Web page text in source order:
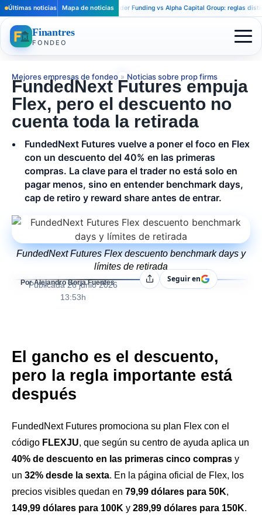
Últimas noticias Mapa de noticias
Apex Trader Funding vs Alpha Capital Group: reglas distintas
Finantres
FONDEO
Mejores empresas de fondeo » Noticias sobre prop firms
FundedNext Futures empuja
Flex, pero el descuento no
cuenta toda la retirada
FundedNext Futures vuelve a poner el foco en Flex
con un descuento del 40% en las primeras
compras. La clave para el trader no está solo en
pagar menos, sino en entender benchmark days,
cap de retiro y reward share antes de entrar.
FundedNext Futures Flex descuento benchmark days y
límites de retirada
Por Alejandro Borja Fuentes
Publicada 26 junio 2026
13:53h
CompartirSeguir en
El gancho es el descuento,
pero la regla importante está
después
FundedNext Futures promociona su plan Flex con el
código FLEXJU, que según su centro de ayuda aplica un
40% de descuento en las primeras cinco compras y
un 32% desde la sexta. En la página oficial de Flex, los
precios visibles quedan en 79,99 dólares para 50K,
149,99 dólares para 100K y 289,99 dólares para 150K.